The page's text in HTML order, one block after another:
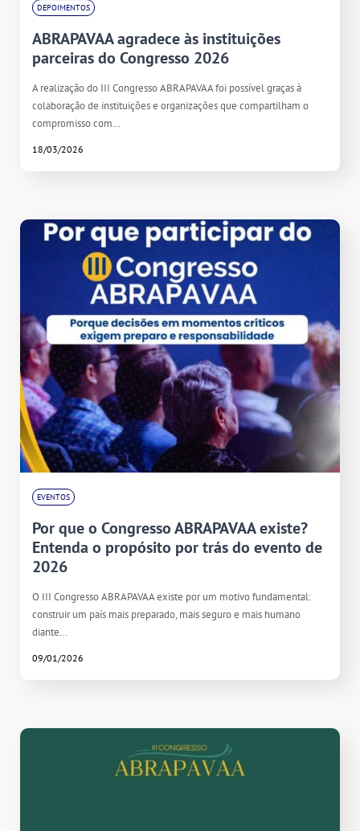
DEPOIMENTOS
ABRAPAVAA agradece às instituições
parceiras do Congresso 2026
A realização do III Congresso ABRAPAVAA foi possível graças à
colaboração de instituições e organizações que compartilham o
compromisso com…
18/03/2026
EVENTOS
Por que o Congresso ABRAPAVAA existe?
Entenda o propósito por trás do evento de
2026
O III Congresso ABRAPAVAA existe por um motivo fundamental:
construir um país mais preparado, mais seguro e mais humano
diante…
09/01/2026